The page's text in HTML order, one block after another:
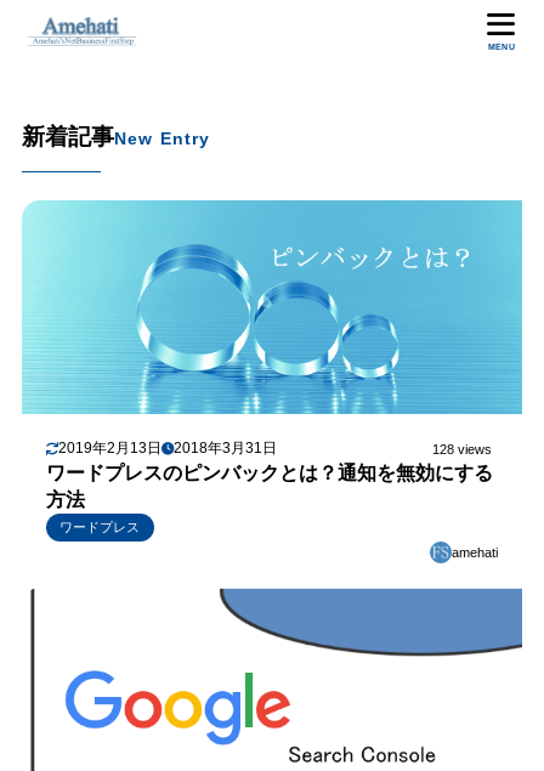
MENU
新着記事New Entry
2019年2月13日 2018年3月31日 128 views
ワードプレスのピンバックとは？通知を無効にする
方法
ワードプレス
amehati